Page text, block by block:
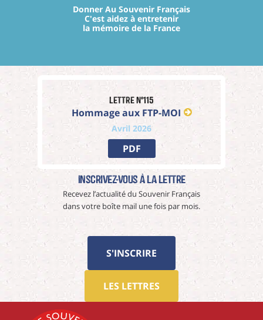
Donner Au Souvenir Français
C'est aidez à entretenir
la mémoire de la France
Lettre n°115
Hommage aux FTP-MOI
Avril 2026
PDF
Inscrivez-vous à La Lettre
Recevez l’actualité du Souvenir Français
dans votre boîte mail une fois par mois.
S'INSCRIRE
LES LETTRES